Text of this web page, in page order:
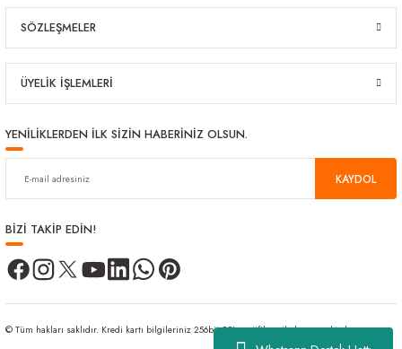
SÖZLEŞMELER
ÜYELİK İŞLEMLERİ
YENİLİKLERDEN İLK SİZİN HABERİNİZ OLSUN.
KAYDOL
BİZİ TAKİP EDİN!
© Tüm hakları saklıdır. Kredi kartı bilgileriniz 256bit SSL sertifikası ile korunmaktadır.